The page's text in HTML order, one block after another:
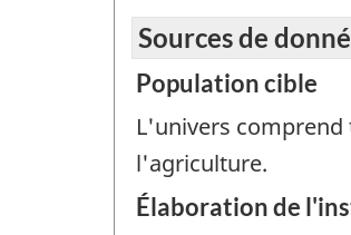
Sources de
Population cible
L'univers comprend
l'agriculture.
Élaboration de